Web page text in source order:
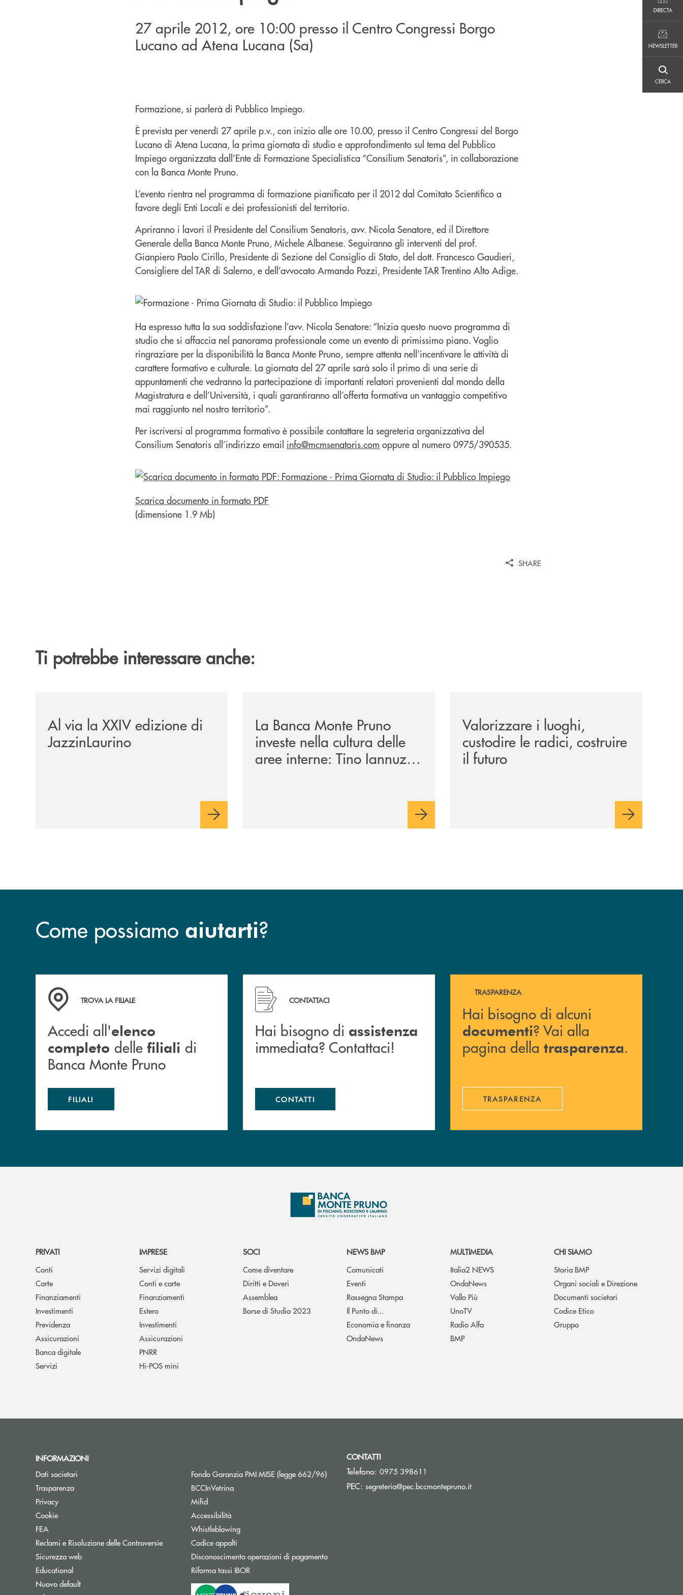
DIRECTA
NEWSLETTER
CERCA
27 aprile 2012, ore 10:00 presso il Centro Congressi Borgo
Lucano ad Atena Lucana (Sa)
Formazione, si parlerà di Pubblico Impiego.
È prevista per venerdì 27 aprile p.v., con inizio alle ore 10.00, presso il Centro Congressi del Borgo
Lucano di Atena Lucana, la prima giornata di studio e approfondimento sul tema del Pubblico
Impiego organizzata dall’Ente di Formazione Specialistica “Consilium Senatoris”, in collaborazione
con la Banca Monte Pruno.
L’evento rientra nel programma di formazione pianificato per il 2012 dal Comitato Scientifico a
favore degli Enti Locali e dei professionisti del territorio.
Apriranno i lavori il Presidente del Consilium Senatoris, avv. Nicola Senatore, ed il Direttore
Generale della Banca Monte Pruno, Michele Albanese. Seguiranno gli interventi del prof.
Gianpiero Paolo Cirillo, Presidente di Sezione del Consiglio di Stato, del dott. Francesco Gaudieri,
Consigliere del TAR di Salerno, e dell’avvocato Armando Pozzi, Presidente TAR Trentino Alto Adige.
Ha espresso tutta la sua soddisfazione l’avv. Nicola Senatore: “Inizia questo nuovo programma di
studio che si affaccia nel panorama professionale come un evento di primissimo piano. Voglio
ringraziare per la disponibilità la Banca Monte Pruno, sempre attenta nell’incentivare le attività di
carattere formativo e culturale. La giornata del 27 aprile sarà solo il primo di una serie di
appuntamenti che vedranno la partecipazione di importanti relatori provenienti dal mondo della
Magistratura e dell’Università, i quali garantiranno all’offerta formativa un vantaggio competitivo
mai raggiunto nel nostro territorio”.
Per iscriversi al programma formativo è possibile contattare la segreteria organizzativa del
Consilium Senatoris all’indirizzo email info@mcmsenatoris.com oppure al numero 0975/390535.
Scarica documento in formato PDF
(dimensione 1.9 Mb)
SHARE
Ti potrebbe interessare anche:
Al via la XXIV edizione di
JazzinLaurino
La Banca Monte Pruno
investe nella cultura delle
aree interne: Tino Iannuzzi
Valorizzare i luoghi,
custodire le radici, costruire
il futuro
Come possiamo aiutarti?
Accedi all' elenco completo&nbsp; delle&nbsp; filiali&nbsp; di Banca Monte Pruno
TROVA LA FILIALE
Accedi all'elenco
completo delle filiali di
Banca Monte Pruno
FILIALI
Hai bisogno di assistenza immediata? Contattaci!
CONTATTACI
Hai bisogno di assistenza
immediata? Contattaci!
CONTATTI
Hai bisogno di alcuni documenti ? Vai alla pagina della
TRASPARENZA
Hai bisogno di alcuni
documenti? Vai alla
pagina della trasparenza.
TRASPARENZA
PRIVATI
Conti
Carte
Finanziamenti
Investimenti
Previdenza
Assicurazioni
Banca digitale
Servizi
IMPRESE
Servizi digitali
Conti e carte
Finanziamenti
Estero
Investimenti
Assicurazioni
PNRR
Hi-POS mini
SOCI
Come diventare
Diritti e Doveri
Assemblea
Borse di Studio 2023
NEWS BMP
Comunicati
Eventi
Rassegna Stampa
Il Punto di...
Economia e finanza
OndaNews
MULTIMEDIA
Italia2 NEWS
OndaNews
Vallo Più
UnoTV
Radio Alfa
BMP
CHI SIAMO
Storia BMP
Organi sociali e Direzione
Documenti societari
Codice Etico
Gruppo
INFORMAZIONI
Dati societari
Trasparenza
Privacy
Cookie
FEA
Reclami e Risoluzione delle Controversie
Sicurezza web
Educational
Nuovo default
Fondo Garanzia PMI MISE (legge 662/96)Apre una nuova finestra
BCCInVetrina
Mifid
Accessibilità
Whistleblowing
Codice appalti
Disconoscimento operazioni di pagamento
Riforma tassi IBORApre una nuova finestra
CONTATTI
Telefono: 0975 398611
PEC: segreteria@pec.bccmontepruno.it(si apre l’app di posta elettronica)